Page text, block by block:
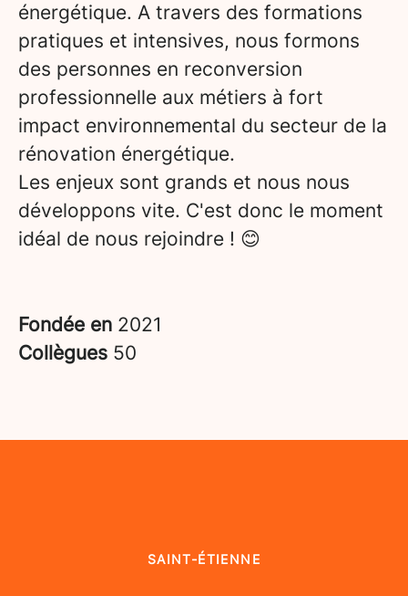
énergétique. A travers des formations
pratiques et intensives, nous formons
des personnes en reconversion
professionnelle aux métiers à fort
impact environnemental du secteur de la
rénovation énergétique.
Les enjeux sont grands et nous nous
développons vite. C'est donc le moment
idéal de nous rejoindre ! 😊
Fondée en 2021
Collègues 50
SAINT-ÉTIENNE